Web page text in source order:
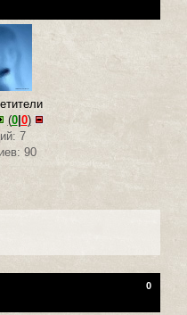
(0| 0)
7
90
0